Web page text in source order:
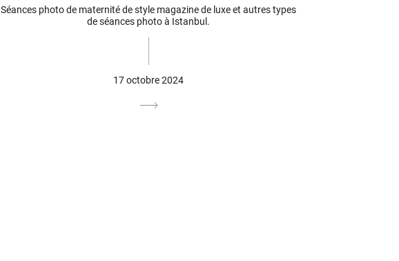
Séances photo de maternité de style magazine de luxe et autres types
de séances photo à Istanbul.
17 octobre 2024